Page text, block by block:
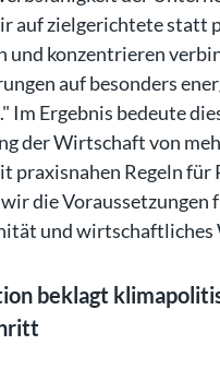
auf zielgerichtete statt
und konzentrieren
auf besonders
Im Ergebnis bedeute
der Wirtschaft von
praxisnahen Regeln für
die Voraussetzungen
und wirtschaftliches
beklagt